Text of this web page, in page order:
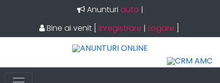
Anunturi auto |
Bine ai venit
Inregistrare | Logare